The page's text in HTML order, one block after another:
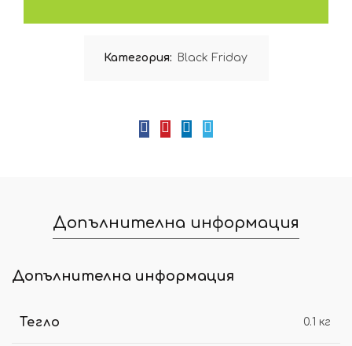
Категория: Black Friday
Допълнителна информация
Допълнителна информация
Тегло 0.1 кг